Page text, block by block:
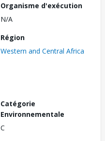
Organisme d'exécution
N/A
Région
Western and Central Africa
Catégorie
Environnementale
C